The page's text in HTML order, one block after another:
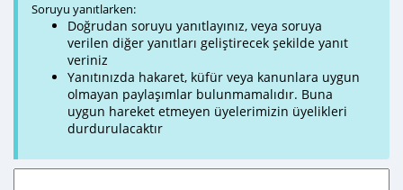
Soruyu yanıtlarken:
Doğrudan soruyu yanıtlayınız, veya soruya
verilen diğer yanıtları geliştirecek şekilde yanıt
veriniz
Yanıtınızda hakaret, küfür veya kanunlara uygun
olmayan paylaşımlar bulunmamalıdır. Buna
uygun hareket etmeyen üyelerimizin üyelikleri
durdurulacaktır